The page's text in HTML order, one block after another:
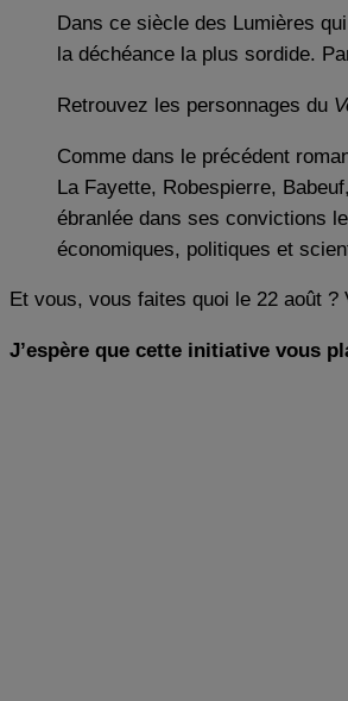
Dans ce siècle des Lumières
la déchéance la plus sordide.
Retrouvez les personnages du
Comme dans le précédent
La Fayette, Robespierre,
ébranlée dans ses convictions
économiques, politiques et
Et vous, vous faites quoi le 22 août
J’espère que cette initiative vous